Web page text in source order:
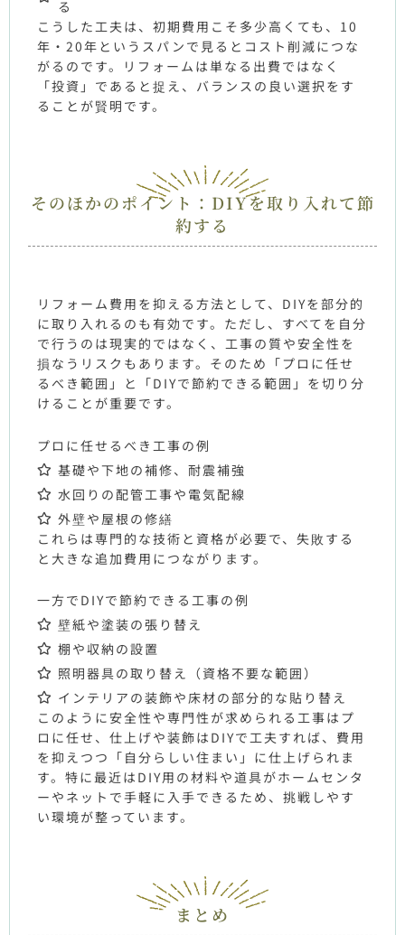
る
こうした工夫は、初期費用こそ多少高くても、 10
年・ 20年というスパンで見るとコスト削減につな
がるのです。リフォームは単なる出費ではなく
「投資」であると捉え、バランスの良い選択をす
ることが賢明です。
そのほかのポイント：DIYを取り入れて節
約する
リフォーム費用を抑える方法として、 DIYを部分的
に取り入れるのも有効です。ただし、すべてを自分
で行うのは現実的ではなく、工事の質や安全性を
損なうリスクもあります。そのため「プロに任せ
るべき範囲」と「DIYで節約できる範囲」を切り分
けることが重要です。
プロに任せるべき工事の例
基礎や下地の補修、耐震補強
水回りの配管工事や電気配線
外壁や屋根の修繕
これらは専門的な技術と資格が必要で、失敗する
と大きな追加費用につながります。
一方でDIYで節約できる工事の例
壁紙や塗装の張り替え
棚や収納の設置
照明器具の取り替え（資格不要な範囲）
インテリアの装飾や床材の部分的な貼り替え
このように安全性や専門性が求められる工事はプ
ロに任せ、仕上げや装飾は DIYで工夫すれば、費用
を抑えつつ「自分らしい住まい」に仕上げられま
す。特に最近は DIY用の材料や道具がホームセンタ
ーやネットで手軽に入手できるため、挑戦しやす
い環境が整っています。
まとめ